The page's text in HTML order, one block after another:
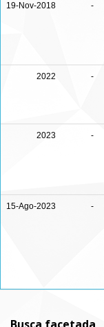
19-Nov-2018 -
2022 -
2023 -
15-Ago-2023 -